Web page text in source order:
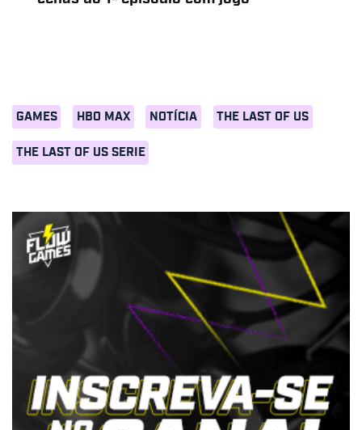
GAMES HBO MAX NOTÍCIA THE LAST OF US
THE LAST OF US SERIE